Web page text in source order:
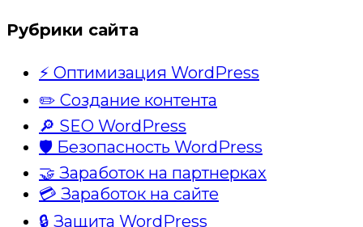
Рубрики сайта
⚡ Оптимизация WordPress
✏️ Создание контента
🔎 SEO WordPress
🛡️ Безопасность WordPress
🤝 Заработок на партнерках
💳 Заработок на сайте
🔒 Защита WordPress